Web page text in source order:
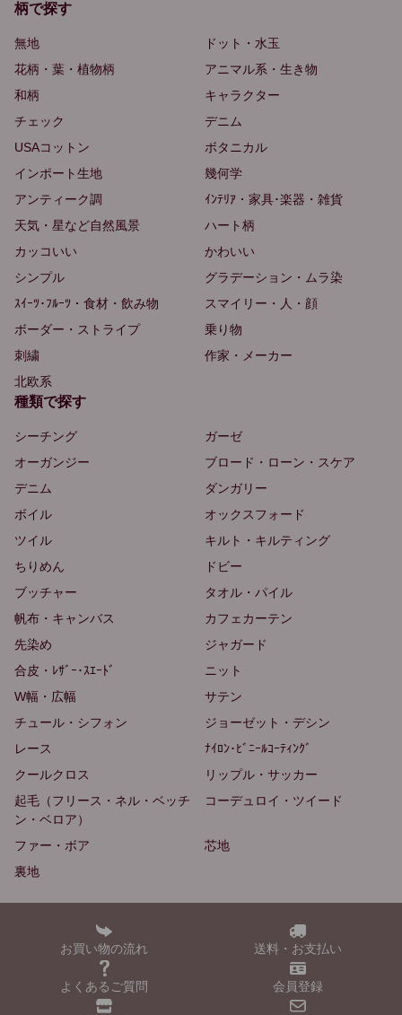
柄で探す
無地
ドット・水玉
花柄・葉・植物柄
アニマル系・生き物
和柄
キャラクター
チェック
デニム
USAコットン
ボタニカル
インポート生地
幾何学
アンティーク調
ｲﾝﾃﾘｱ・家具･楽器・雑貨
天気・星など自然風景
ハート柄
カッコいい
かわいい
シンプル
グラデーション・ムラ染
ｽｲｰﾂ･ﾌﾙｰﾂ・食材・飲み物
スマイリー・人・顔
ボーダー・ストライプ
乗り物
刺繍
作家・メーカー
北欧系
種類で探す
シーチング
ガーゼ
オーガンジー
ブロード・ローン・スケア
デニム
ダンガリー
ボイル
オックスフォード
ツイル
キルト・キルティング
ちりめん
ドビー
ブッチャー
タオル・パイル
帆布・キャンバス
カフェカーテン
先染め
ジャガード
合皮・ﾚｻﾞｰ･ｽｴｰﾄﾞ
ニット
W幅・広幅
サテン
チュール・シフォン
ジョーゼット・デシン
レース
ﾅｲﾛﾝ･ﾋﾞﾆｰﾙｺｰﾃｨﾝｸﾞ
クールクロス
リップル・サッカー
起毛（フリース・ネル・ベッチ
ン・ベロア）
コーデュロイ・ツイード
ファー・ボア
芯地
裏地
お買い物の流れ 送料・お支払い
よくあるご質問 会員登録